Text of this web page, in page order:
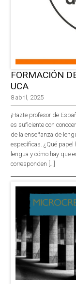
FORMACIÓN
UCA
8 abril, 2025
¡Hazte profesor de
es suficiente con
de la enseñanza de
específicas. ¿Qué papel
lengua y cómo hay que
corresponden […]